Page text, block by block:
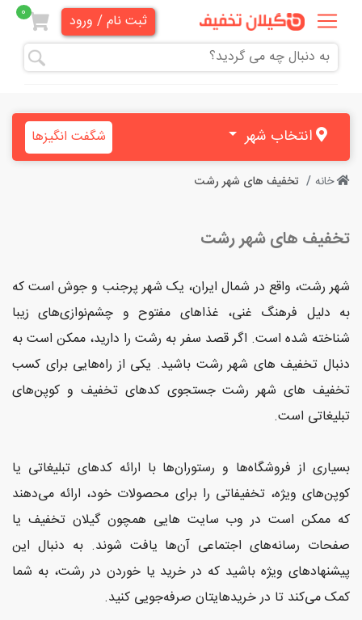
ثبت نام / ورود 0
همه
تخفیف
دندانپزشکی
و
آرایشی
پزشکی
و
سلامت
و
تفریحی
رستوران
و کافی
شاپ
انتخاب شهر شگفت انگیزها
خانه تخفیف های شهر رشت
تخفیف های شهر رشت
شهر رشت، واقع در شمال ایران، یک شهر پرجنب و جوش است که
به دلیل فرهنگ غنی، غذاهای مفتوح و چشم‌نوازی‌های زیبا
شناخته شده است. اگر قصد سفر به رشت را دارید، ممکن است به
دنبال تخفیف های شهر رشت باشید. یکی از راه‌هایی برای کسب
تخفیف های شهر رشت جستجوی کدهای تخفیف و کوپن‌های
تبلیغاتی است.
بسیاری از فروشگاه‌ها و رستوران‌ها با ارائه کدهای تبلیغاتی یا
کوپن‌های ویژه، تخفیفاتی را برای محصولات خود، ارائه می‌دهند
که ممکن است در وب سایت هایی همچون گیلان تخفیف یا
صفحات رسانه‌های اجتماعی آن‌ها یافت شوند. به دنبال این
پیشنهادهای ویژه باشید که در خرید یا خوردن در رشت، به شما
کمک می‌کند تا در خریدهایتان صرفه‌جویی کنید.